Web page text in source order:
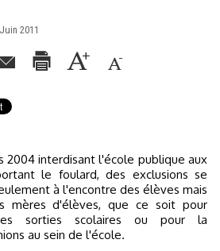
2011
le foulard, des exclusions se
à l'encontre des élèves mais
mères d'élèves, que ce soit pour
sorties scolaires ou pour la
au sein de l'école.